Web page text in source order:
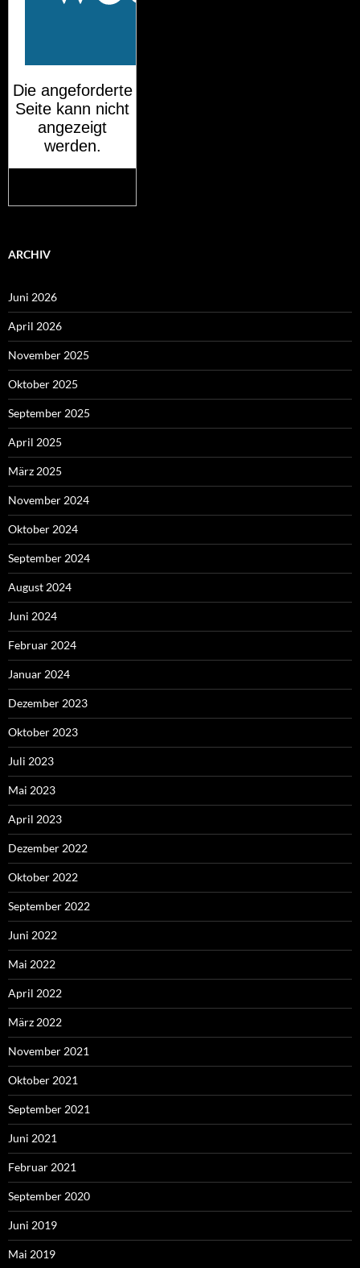
ARCHIV
Juni 2026
April 2026
November 2025
Oktober 2025
September 2025
April 2025
März 2025
November 2024
Oktober 2024
September 2024
August 2024
Juni 2024
Februar 2024
Januar 2024
Dezember 2023
Oktober 2023
Juli 2023
Mai 2023
April 2023
Dezember 2022
Oktober 2022
September 2022
Juni 2022
Mai 2022
April 2022
März 2022
November 2021
Oktober 2021
September 2021
Juni 2021
Februar 2021
September 2020
Juni 2019
Mai 2019